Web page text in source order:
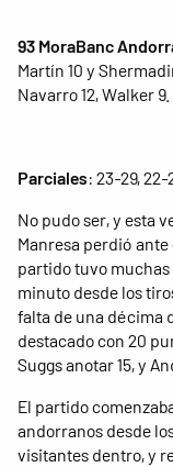
93 MoraBanc
Martín 10 y
Navarro 12, Walker 9.
Parciales: 23-29, 22-
No pudo ser, y esta
Manresa perdió ante
partido tuvo
minuto desde los
falta de una décima
destacado con 20
Suggs anotar 15, y
El partido
andorranos desde
visitantes dentro, y